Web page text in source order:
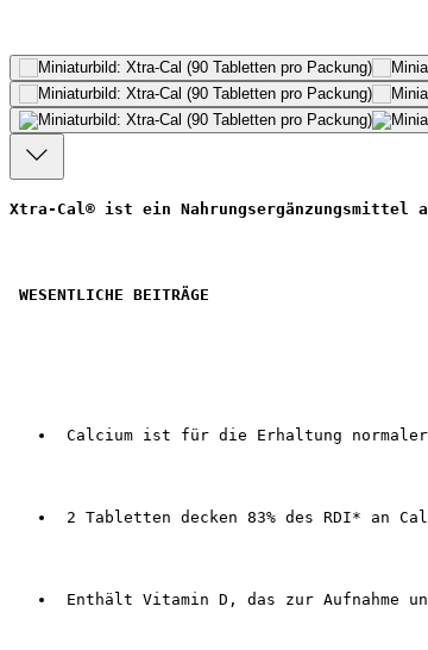
Xtra-Cal® ist ein Nahrungsergänzungsmittel
WESENTLICHE BEITRÄGE
Calcium ist für die Erhaltung normaler
2 Tabletten decken 83% des RDI* an
Enthält Vitamin D, das zur Aufnahme